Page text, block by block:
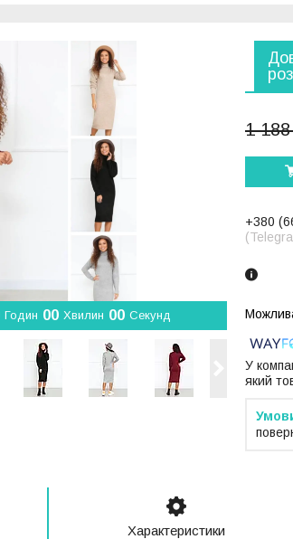
Годин 00 Хвилин 00 Секунд
1
+380
У
який
Характеристики